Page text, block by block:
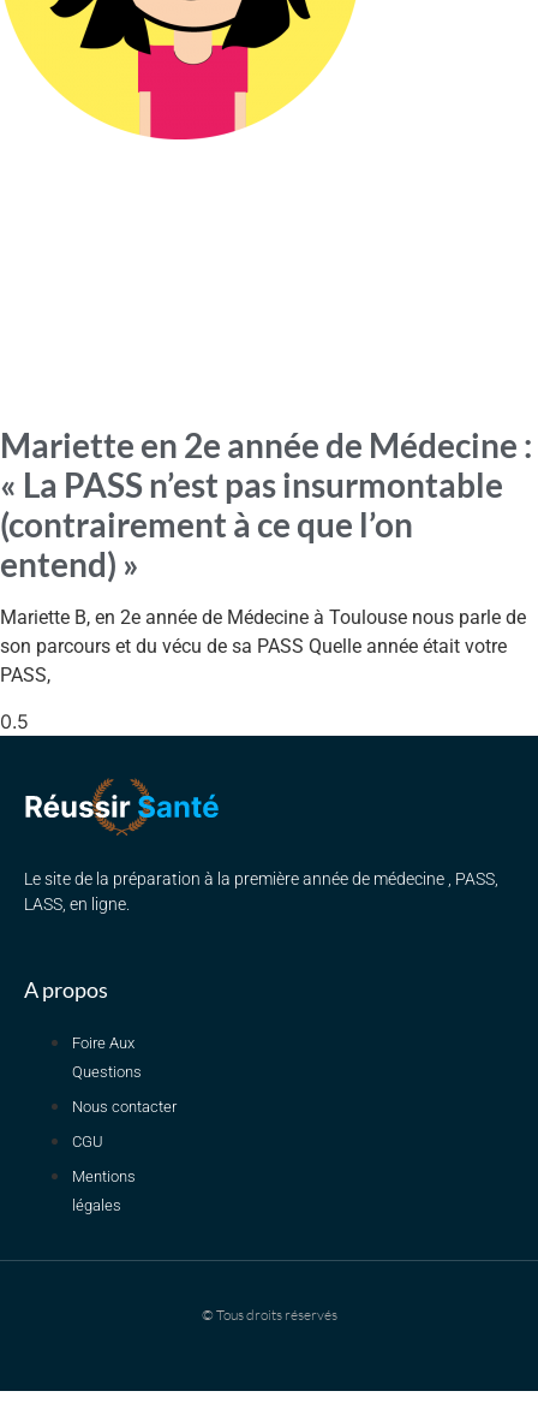
Mariette en 2e année de Médecine :
« La PASS n’est pas insurmontable
(contrairement à ce que l’on
entend) »
Mariette B, en 2e année de Médecine à Toulouse nous parle de
son parcours et du vécu de sa PASS Quelle année était votre
PASS,
Le site de la préparation à la première année de médecine , PASS,
LASS, en ligne.
A propos
Foire Aux
Questions
Nous contacter
CGU
Mentions
légales
© Tous droits réservés